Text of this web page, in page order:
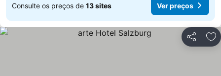
Consulte os preços de 13 sites Ver preços
Partilhar